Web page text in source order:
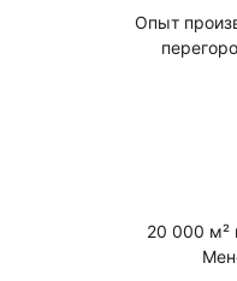
Опыт
20 000 м²